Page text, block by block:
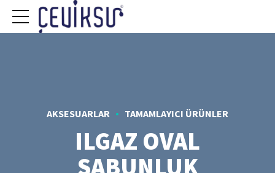
AKSESUARLAR TAMAMLAYICI ÜRÜNLER
ILGAZ OVAL
SABUNLUK